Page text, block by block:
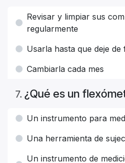
Revisar y limpiar sus
regularmente
Usarla hasta que deje
Cambiarla cada mes
7. ¿Qué es un
Un instrumento para
Una herramienta de
Un instrumento de